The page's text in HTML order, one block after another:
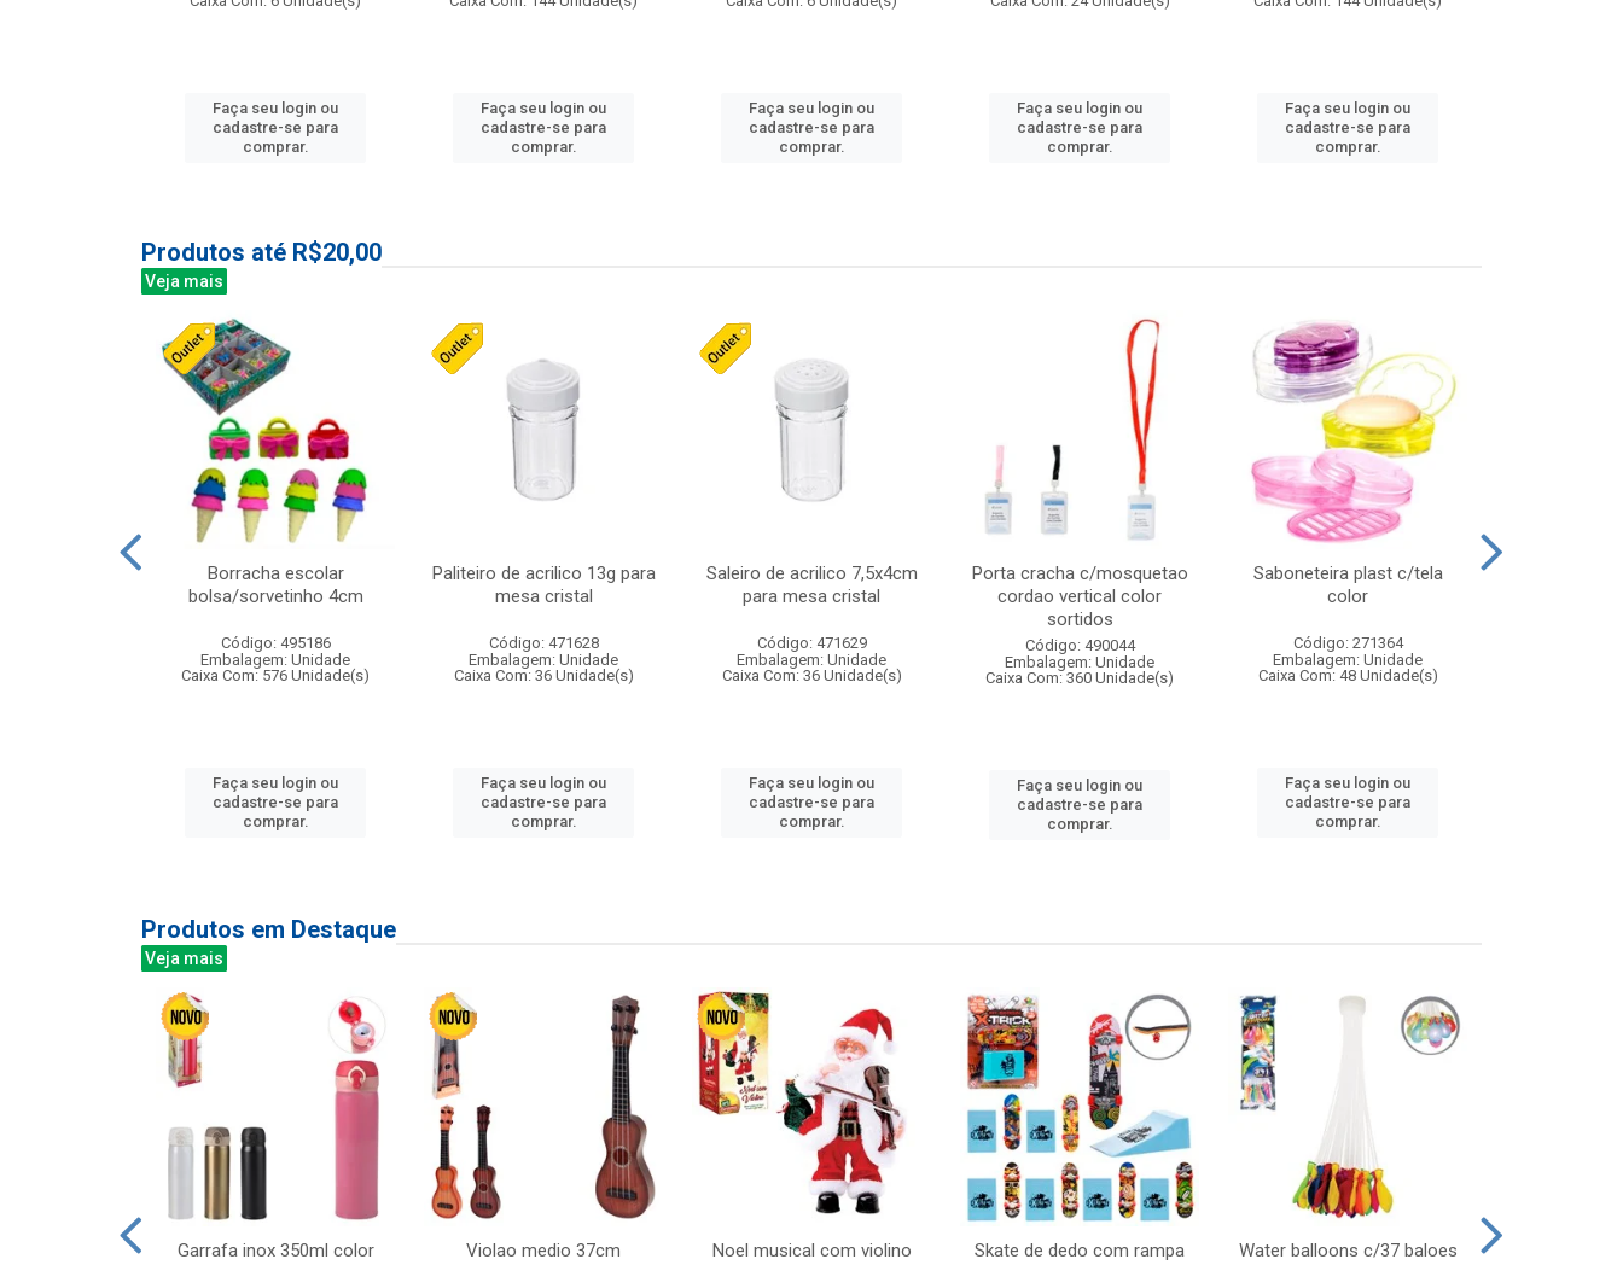
Faça seu login ou
cadastre-se para
comprar.
Faça seu login ou
cadastre-se para
comprar.
Faça seu login ou
cadastre-se para
comprar.
Faça seu login ou
cadastre-se para
comprar.
Faça seu login ou
cadastre-se para
comprar.
Produtos até R$20,00
Veja mais
Borracha escolar
bolsa/sorvetinho 4cm
Código: 495186
Embalagem: Unidade
Caixa Com: 576 Unidade(s)
Faça seu login ou
cadastre-se para
comprar.
Paliteiro de acrilico 13g para
mesa cristal
Código: 471628
Embalagem: Unidade
Caixa Com: 36 Unidade(s)
Faça seu login ou
cadastre-se para
comprar.
Saleiro de acrilico 7,5x4cm
para mesa cristal
Código: 471629
Embalagem: Unidade
Caixa Com: 36 Unidade(s)
Faça seu login ou
cadastre-se para
comprar.
Porta cracha c/mosquetao
cordao vertical color
sortidos
Código: 490044
Embalagem: Unidade
Caixa Com: 360 Unidade(s)
Faça seu login ou
cadastre-se para
comprar.
Saboneteira plast c/tela
color
Código: 271364
Embalagem: Unidade
Caixa Com: 48 Unidade(s)
Faça seu login ou
cadastre-se para
comprar.
Produtos em Destaque
Veja mais
Garrafa inox 350ml color
Violao medio 37cm
Noel musical com violino
Skate de dedo com rampa
Water balloons c/37 baloes